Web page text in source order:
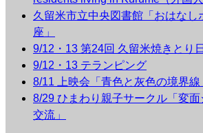
久留米市立中央図書館「おはなし
座」
9/12・13 第24回 久留米焼きとり
9/12・13 テランピング
8/11 上映会「青色と灰色の境界線
8/29 ひまわり親子サークル「変
交流」